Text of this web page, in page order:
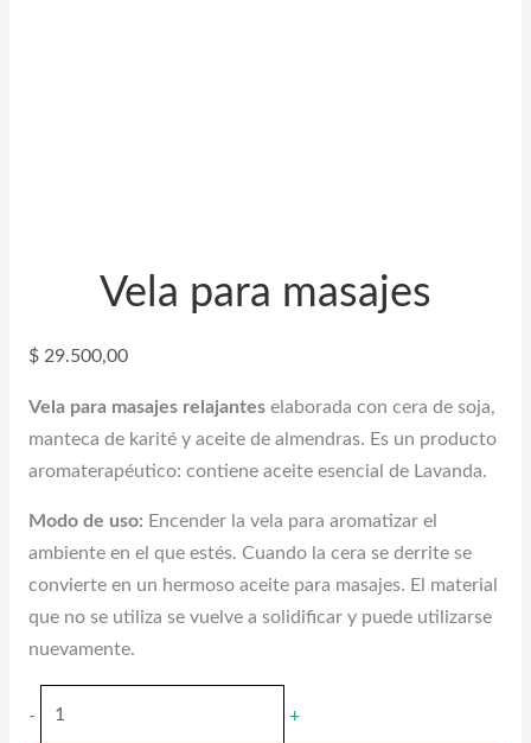
Vela para masajes
$29.500,00
Vela para masajes relajanteselaborada con cera de soja,
manteca de karité y aceite de almendras. Es un producto
aromaterapéutico: contiene aceite esencial de Lavanda.
Modo de uso: Encender la vela para aromatizar el
ambiente en el que estés. Cuando la cera se derrite se
convierte en un hermoso aceite para masajes. El material
que no se utiliza se vuelve a solidificar y puede utilizarse
nuevamente.
- +